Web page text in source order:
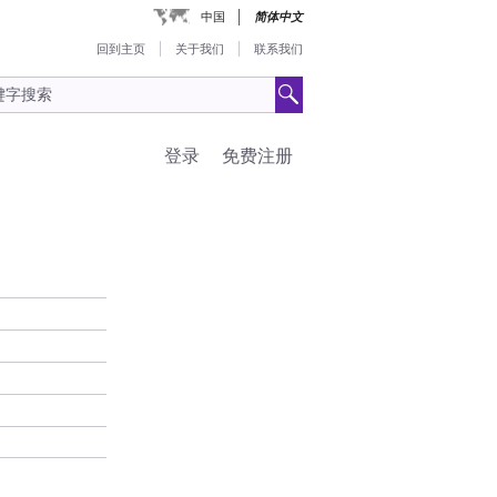
中国 简体中文
回到主页 关于我们 联系我们
免费注册
登录